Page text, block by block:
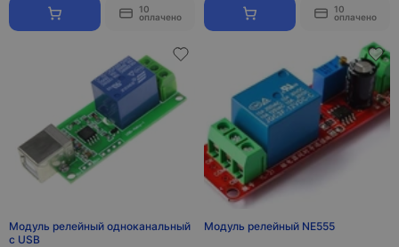
10
оплачено
10
оплачено
Модуль релейный одноканальный
с USB
Модуль релейный NE555